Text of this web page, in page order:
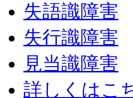
失語識障害
失行識障害
見当識障害
詳しくはこ